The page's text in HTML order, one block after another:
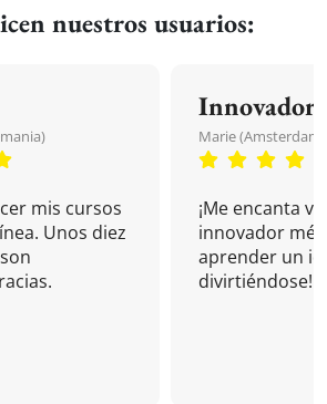
nuestros usuarios:
mis cursos
Unos diez
Innovador
Marie (Amsterdam,
¡Me encanta
innovador
aprender un
divirtiéndose!